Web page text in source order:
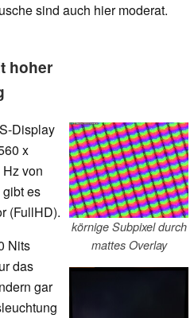
sind auch hier moderat.
hoher
körnige Subpixel durch
mattes Overlay
Display
x
von
es
(FullHD).
Nits
das
gar